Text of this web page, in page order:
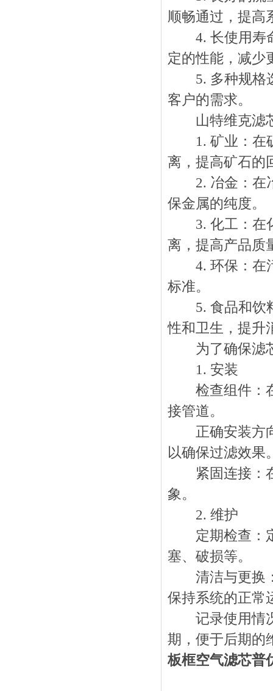
顺畅通过，提高
4. 长使用寿命
定的性能，减少
5. 多种规格选
客户的需求。
山特维克滤芯
1. 矿业：在矿
离，提高矿石的
2. 冶金：在冶
保金属的纯度。
3. 化工：在化
离，提高产品质
4. 环保：在污
标准。
5. 食品和饮料
性和卫生，提升
为了确保滤芯
1. 安装
检查组件：在
接管道。
正确安装方向
以确保过滤效果
紧固连接：在
象。
2. 维护
定期检查：定
塞、破损等。
清洁与更换：
保持系统的正常
记录使用情况
期，便于后期的
板框空气滤芯普